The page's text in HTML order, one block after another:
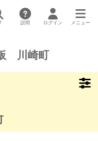
説明 ログイン メニュー
川崎町